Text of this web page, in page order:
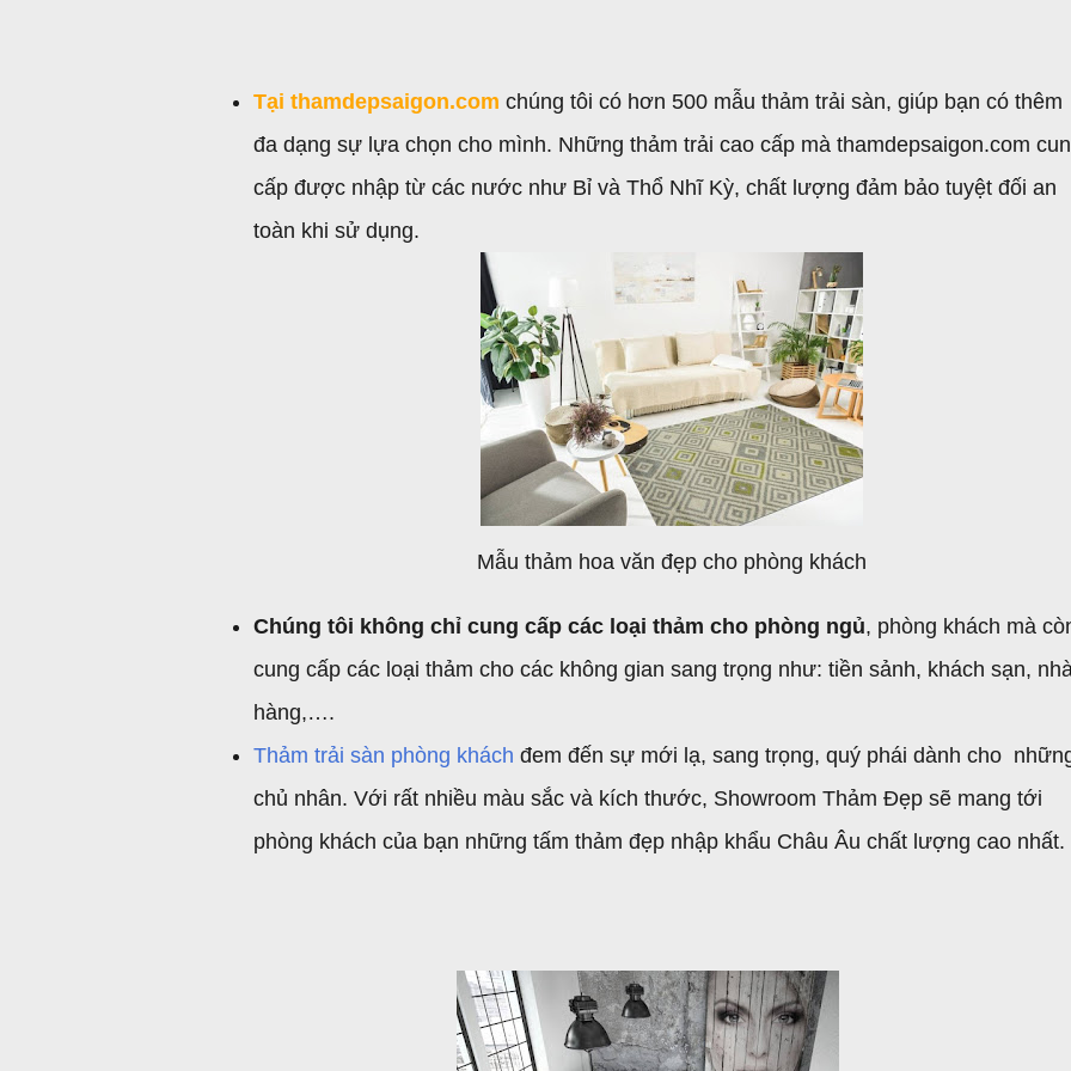
Tại thamdepsaigon.com chúng tôi có hơn 500 mẫu thảm trải sàn, giúp bạn có thêm
đa dạng sự lựa chọn cho mình. Những thảm trải cao cấp mà thamdepsaigon.com
cấp được nhập từ các nước như Bỉ và Thổ Nhĩ Kỳ, chất lượng đảm bảo tuyệt đối an
toàn khi sử dụng.
Mẫu thảm hoa văn đẹp cho phòng khách
Chúng tôi không chỉ cung cấp các loại thảm cho phòng ngủ, phòng khách mà
cung cấp các loại thảm cho các không gian sang trọng như: tiền sảnh, khách sạn,
hàng,….
Thảm trải sàn phòng khách đem đến sự mới lạ, sang trọng, quý phái dành cho
chủ nhân. Với rất nhiều màu sắc và kích thước, Showroom Thảm Đẹp sẽ mang tới
phòng khách của bạn những tấm thảm đẹp nhập khẩu Châu Âu chất lượng cao nhất.